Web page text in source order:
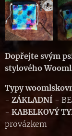
Dopřejte svým
stylového
Typy
- ZÁKLADNÍ -
- KABELKOVÝ
provázkem